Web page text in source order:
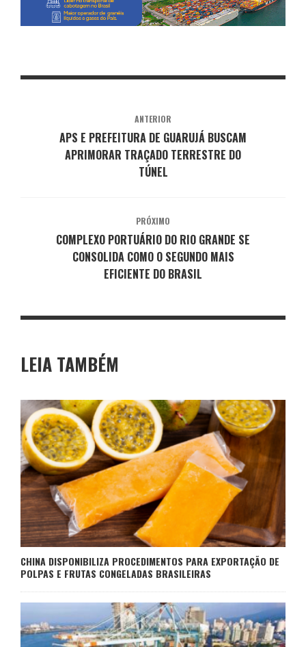
ANTERIOR
APS E PREFEITURA DE GUARUJÁ BUSCAM
APRIMORAR TRAÇADO TERRESTRE DO
TÚNEL
PRÓXIMO
COMPLEXO PORTUÁRIO DO RIO GRANDE SE
CONSOLIDA COMO O SEGUNDO MAIS
EFICIENTE DO BRASIL
LEIA TAMBÉM
CHINA DISPONIBILIZA PROCEDIMENTOS PARA EXPORTAÇÃO DE
POLPAS E FRUTAS CONGELADAS BRASILEIRAS